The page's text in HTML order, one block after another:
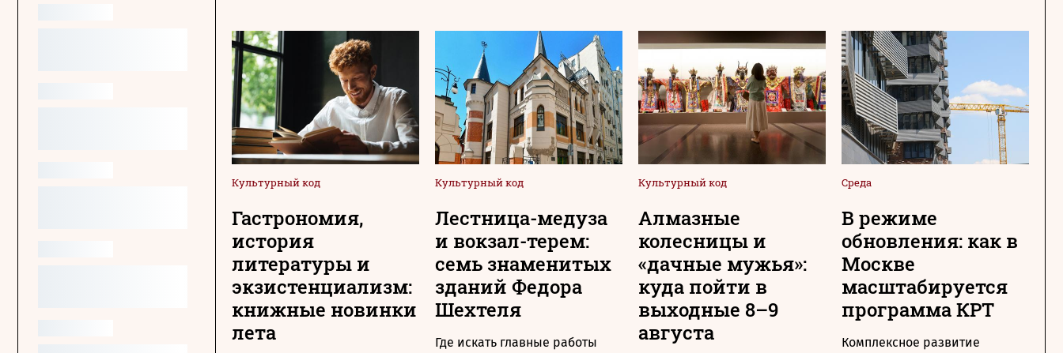
Культурный код
Гастрономия,
история
литературы и
экзистенциализм:
книжные новинки
лета
Культурный код
Лестница-медуза
и вокзал-терем:
семь знаменитых
зданий Федора
Шехтеля
Где искать главные работы
Культурный код
Алмазные
колесницы и
«дачные мужья»:
куда пойти в
выходные 8–9
августа
Среда
В режиме
обновления: как в
Москве
масштабируется
программа КРТ
Комплексное развитие